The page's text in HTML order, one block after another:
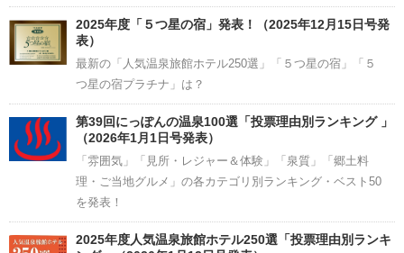
2025年度「５つ星の宿」発表！（2025年12月15日号発
表）
最新の「人気温泉旅館ホテル250選」「５つ星の宿」「５
つ星の宿プラチナ」は？
第39回にっぽんの温泉100選「投票理由別ランキング 」
（2026年1月1日号発表）
「雰囲気」「見所・レジャー＆体験」「泉質」「郷土料
理・ご当地グルメ」の各カテゴリ別ランキング・ベスト50
を発表！
2025年度人気温泉旅館ホテル250選「投票理由別ランキ